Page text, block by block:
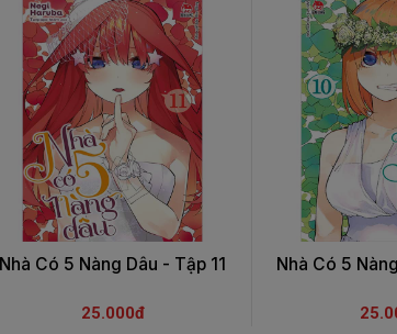
Nhà Có 5 Nàng Dâu - Tập 11
25.000đ
Nhà Có 5